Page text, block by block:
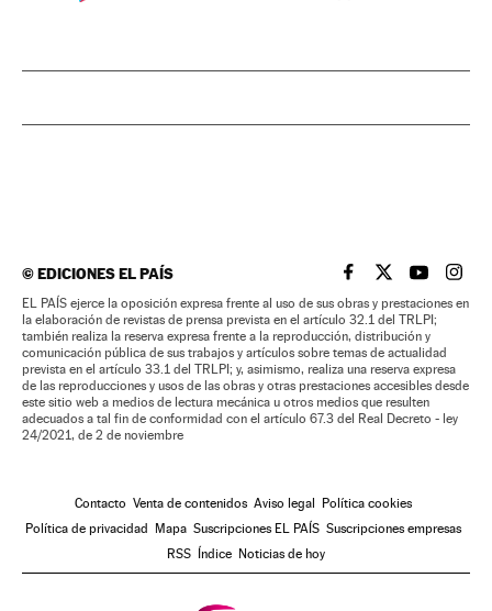
©EDICIONES EL PAÍS EL PAÍS BRASIL EN
EL PAÍSEL PAÍS
EL
EL PAÍS ejerce la oposición expresa frente al uso de sus obras y prestaciones en
la elaboración de revistas de prensa prevista en el artículo 32.1 del TRLPI;
también realiza la reserva expresa frente a la reproducción, distribución y
comunicación pública de sus trabajos y artículos sobre temas de actualidad
prevista en el artículo 33.1 del TRLPI; y, asimismo, realiza una reserva expresa
de las reproducciones y usos de las obras y otras prestaciones accesibles desde
este sitio web a medios de lectura mecánica u otros medios que resulten
adecuados a tal fin de conformidad con el artículo 67.3 del Real Decreto - ley
24/2021, de 2 de noviembre
Contacto Venta de contenidos Aviso legal
Política cookies
Política de privacidad
Mapa Suscripciones EL PAÍS Suscripciones empresas
RSS
Índice Noticias de hoy